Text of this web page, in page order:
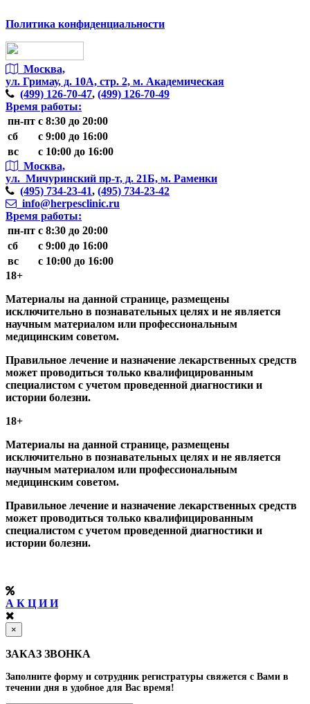
Политика конфиденциальности
Москва,
ул. Гримау, д. 10А, стр. 2, м. Академическая
(499) 126-70-47, (499) 126-70-49
Время работы:
пн-пт с 8:30 до 20:00
сб
с 9:00 до 16:00
вс
с 10:00 до 16:00
Москва,
ул. Мичуринский пр-т, д. 21Б, м. Раменки
(495) 734-23-41, (495) 734-23-42
info@herpesclinic.ru
Время работы:
пн-пт с 8:30 до 20:00
сб
с 9:00 до 16:00
вс
с 10:00 до 16:00
18+
Материалы на данной странице, размещены
исключительно в познавательных целях и не является
научным материалом или профессиональным
медицинским советом.
Правильное лечение и назначение лекарственных средств
может проводиться только квалифицированным
специалистом с учетом проведенной диагностики и
истории болезни.
18+
Материалы на данной странице, размещены
исключительно в познавательных целях и не является
научным материалом или профессиональным
медицинским советом.
Правильное лечение и назначение лекарственных средств
может проводиться только квалифицированным
специалистом с учетом проведенной диагностики и
истории болезни.
А К Ц И И
×
ЗАКАЗ ЗВОНКА
Заполните форму и сотрудник регистратуры свяжется с Вами в
течении дня в удобное для Вас время!